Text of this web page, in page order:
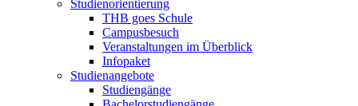
Studienorientierung
THB goes Schule
Campusbesuch
Veranstaltungen im Überblick
Infopaket
Studienangebote
Studiengänge